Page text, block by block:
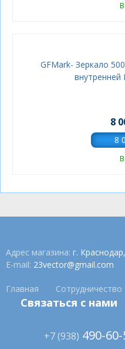
GFMark- Зеркало
внутренней
8
Адрес магазина: г.
E-mail: 23vector@gmail.com
Главная Сотрудничество
Связаться с нами
+7 (938) 490-